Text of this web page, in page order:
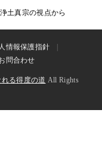
土真宗の視点から
情報保護指針
問合わせ
る得度の道 All Rights